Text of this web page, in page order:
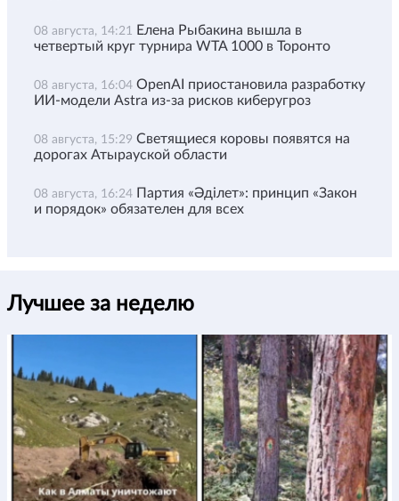
08 августа, 14:21 Елена Рыбакина вышла в
четвертый круг турнира WTA 1000 в Торонто
08 августа, 16:04 OpenAI приостановила разработку
ИИ-модели Astra из-за рисков киберугроз
08 августа, 15:29 Светящиеся коровы появятся на
дорогах Атырауской области
08 августа, 16:24 Партия «Әділет»: принцип «Закон
и порядок» обязателен для всех
Лучшее за неделю